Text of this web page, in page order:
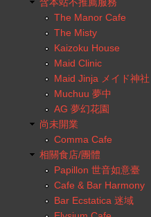
The Manor Cafe
The Misty
Kaizoku House
Maid Clinic
Maid Jinja メイド神社
Muchuu 夢中
AG 夢幻花園
尚未開業
Comma Cafe
相關食店/團體
Papillon 世音如意臺
Cafe & Bar Harmony
Bar Ecstatica 迷域